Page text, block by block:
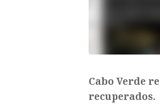
Cabo Verde
recuperados.